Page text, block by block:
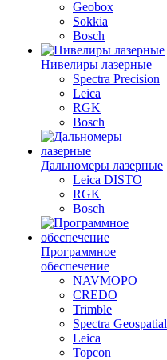
Geobox
Sokkia
Bosch
Нивелиры лазерные
Spectra Precision
Leica
RGK
Bosch
Дальномеры лазерные
Leica DISTO
RGK
Bosch
Программное
обеспечение
NAVMOPO
CREDO
Trimble
Spectra Geospatial
Leica
Topcon